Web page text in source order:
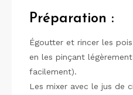
Préparation :
Égoutter et rincer les
en les pinçant
facilement).
Les mixer avec le jus de